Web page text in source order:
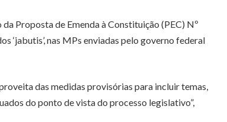
Proposta de Emenda à Constituição (PEC) Nº
‘jabutis’, nas MPs enviadas pelo governo federal
das medidas provisórias para incluir temas,
do ponto de vista do processo legislativo”,